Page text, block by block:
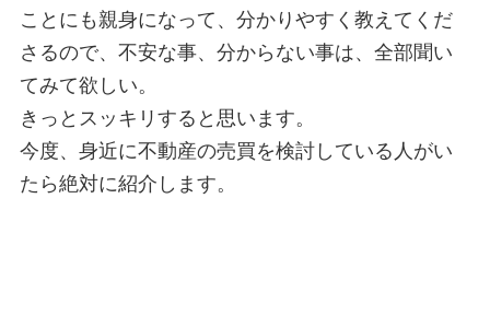
ことにも親身になって、分かりやすく教えてくだ
さるので、不安な事、分からない事は、全部聞い
てみて欲しい。
きっとスッキリすると思います。
今度、身近に不動産の売買を検討している人がい
たら絶対に紹介します。